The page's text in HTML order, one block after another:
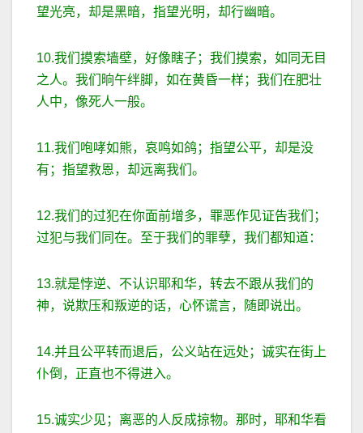
望光亮，却是黑暗，指望光明，却行幽暗。
10.我们摸索墙壁，好像瞎子；我们摸索，如同无目
之人。我们晌午绊脚，如在黄昏一样；我们在肥壮
人中，像死人一般。
11.我们咆哮如熊，哀鸣如鸽；指望公平，却是没
有；指望救恩，却远离我们。
12.我们的过犯在你面前增多，罪恶作见证告我们；
过犯与我们同在。至于我们的罪孽，我们都知道：
13.就是悖逆、不认识耶和华，转去不跟从我们的
神，说欺压和叛逆的话，心怀谎言，随即说出。
14.并且公平转而退后，公义站在远处；诚实在街上
仆倒，正直也不得进入。
15.诚实少见；离恶的人反成掠物。那时，耶和华看